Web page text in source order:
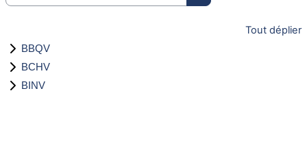
Rechercher des cours
Tout déplier
BBQV
BCHV
BINV